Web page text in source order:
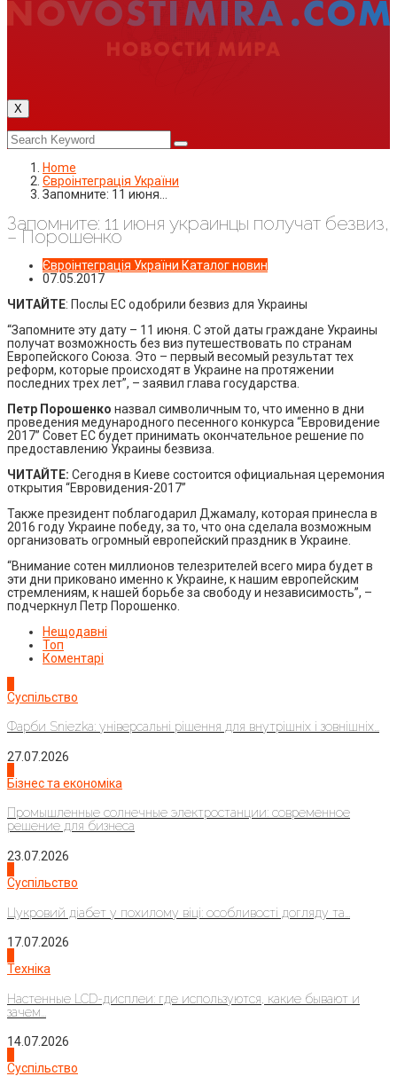
X
Home
Євроінтеграція України
Запомните: 11 июня…
Запомните: 11 июня украинцы получат безвиз,
– Порошенко
Євроінтеграція України Каталог новин
07.05.2017
ЧИТАЙТЕ: Послы ЕС одобрили безвиз для Украины
“Запомните эту дату – 11 июня. С этой даты граждане Украины
получат возможность без виз путешествовать по странам
Европейского Союза. Это – первый весомый результат тех
реформ, которые происходят в Украине на протяжении
последних трех лет”, – заявил глава государства.
Петр Порошенко назвал символичным то, что именно в дни
проведения медународного песенного конкурса “Евровидение
2017” Совет ЕС будет принимать окончательное решение по
предоставлению Украины безвиза.
ЧИТАЙТЕ: Сегодня в Киеве состоится официальная церемония
открытия “Евровидения-2017”
Также президент поблагодарил Джамалу, которая принесла в
2016 году Украине победу, за то, что она сделала возможным
организовать огромный европейский праздник в Украине.
“Внимание сотен миллионов телезрителей всего мира будет в
эти дни приковано именно к Украине, к нашим европейским
стремлениям, к нашей борьбе за свободу и независимость”, –
подчеркнул Петр Порошенко.
Нещодавні
Топ
Коментарі
Суспільство
Фарби Sniezka: універсальні рішення для внутрішніх і зовнішніх...
27.07.2026
Бізнес та економіка
Промышленные солнечные электростанции: современное
решение для бизнеса
23.07.2026
Суспільство
Цукровий діабет у похилому віці: особливості догляду та...
17.07.2026
Техніка
Настенные LCD-дисплеи: где используются, какие бывают и
зачем...
14.07.2026
Суспільство